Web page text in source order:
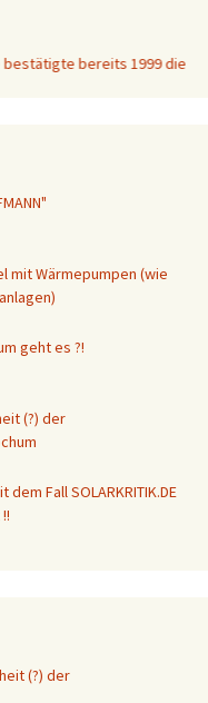
bereits 1999 die
mit Wärmepumpen (wie
geht es ?!
(?) der
Fall SOLARKRITIK.DE
(?) der